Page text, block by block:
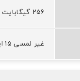
256 گیگابایت
غیر لمسی 15 اینچ